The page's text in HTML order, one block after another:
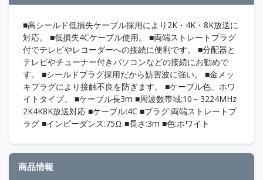
■高シールド低損失ケーブル採用により2K・4K・8K放送に
対応。 ■低損失4Cケーブル使用。 ■両端ストレートプラグ
付でテレビやレコーダーへの接続に便利です。 ■分配器と
テレビやチューナー付きパソコンなどの接続にお勧めで
す。 ■シールドプラグ採用だから妨害波に強い。 ■金メッ
キプラグにより接触不良を防ぎます。 ■ケーブル色、ホワ
イトタイプ。 ■ケーブル長3m ■周波数帯域:10～3224MHz
2K4K8K放送対応 ■ケーブル:4C ■プラグ:両端ストレートプ
ラグ ■インピーダンス:75Ω ■長さ:3m ■色:ホワイト
商品情報